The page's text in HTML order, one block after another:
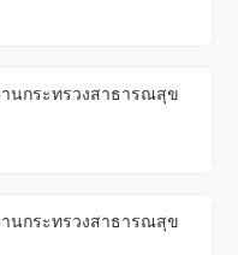
นกระทรวงสาธารณสุข
นกระทรวงสาธารณสุข